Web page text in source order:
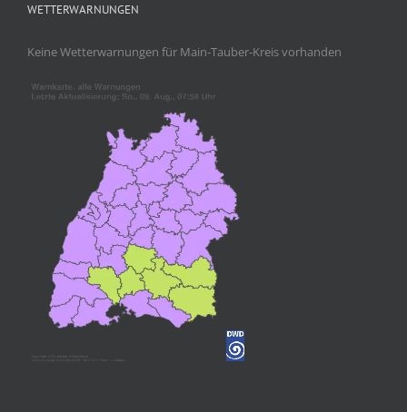
WETTERWARNUNGEN
Keine Wetterwarnungen für Main-Tauber-Kreis vorhanden